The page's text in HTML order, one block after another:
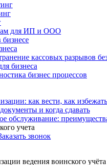
для ИП и ООО
кассовых разрывов
бизнеса
бизнес процессов
как вести, как
и когда сдавать
обслуживание:
учета
звонок
ведения воинского